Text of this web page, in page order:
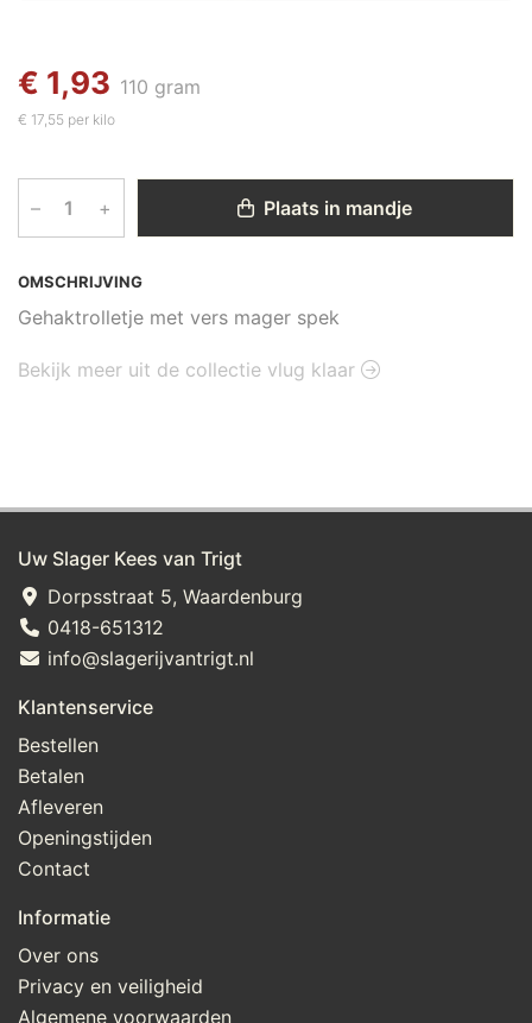
OMSCHRIJVING
Gehaktrolletje met vers mager spek
€ 1,93 110 gram
€ 17,55 per kilo
– + Plaats in mandje
Bekijk meer uit de collectie vlug klaar
Uw Slager Kees van Trigt
Dorpsstraat 5, Waardenburg
0418-651312
info@slagerijvantrigt.nl
Klantenservice
Bestellen
Betalen
Afleveren
Openingstijden
Contact
Informatie
Over ons
Privacy en veiligheid
Algemene voorwaarden